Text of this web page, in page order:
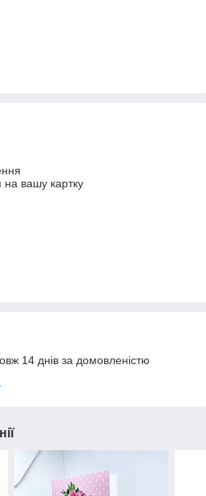
на вашу картку
14 днів за домовленістю